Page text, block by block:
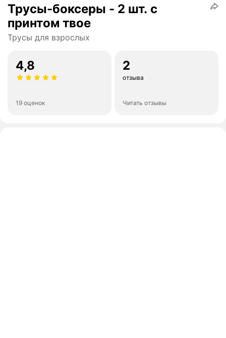
Трусы-боксеры - 2 шт. с
принтом твое
Трусы для взрослых
4,8
19 оценок
2
отзыва
Читать отзывы